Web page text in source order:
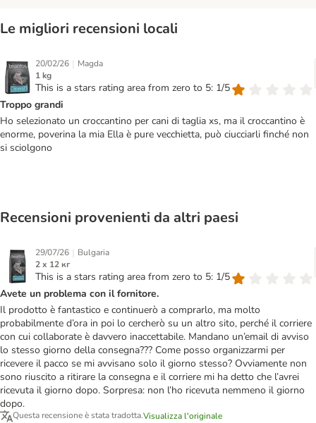
Le migliori recensioni locali
20/02/26 | Magda
1 kg
This is a stars rating area from zero to 5: 1/5
Troppo grandi
Ho selezionato un croccantino per cani di taglia xs, ma il croccantino è
enorme, poverina la mia Ella è pure vecchietta, può ciucciarli finché non
si sciolgono
Recensioni provenienti da altri paesi
29/07/26 | Bulgaria
2 x 12 кг
This is a stars rating area from zero to 5: 1/5
Avete un problema con il fornitore.
Il prodotto è fantastico e continuerò a comprarlo, ma molto
probabilmente d’ora in poi lo cercherò su un altro sito, perché il corriere
con cui collaborate è davvero inaccettabile. Mandano un’email di avviso
lo stesso giorno della consegna??? Come posso organizzarmi per
ricevere il pacco se mi avvisano solo il giorno stesso? Ovviamente non
sono riuscito a ritirare la consegna e il corriere mi ha detto che l’avrei
ricevuta il giorno dopo. Sorpresa: non l’ho ricevuta nemmeno il giorno
dopo.
Questa recensione è stata tradotta.Visualizza l'originale